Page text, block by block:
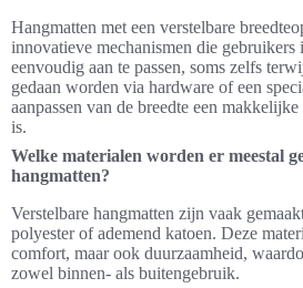
Hangmatten met een verstelbare
innovatieve mechanismen die gebruikers
eenvoudig aan te passen, soms zelfs
gedaan worden via hardware of een
aanpassen van de breedte een
is.
Welke materialen worden er meestal
hangmatten?
Verstelbare hangmatten zijn vaak
polyester of ademend katoen. Deze
comfort, maar ook duurzaamheid,
zowel binnen- als buitengebruik.